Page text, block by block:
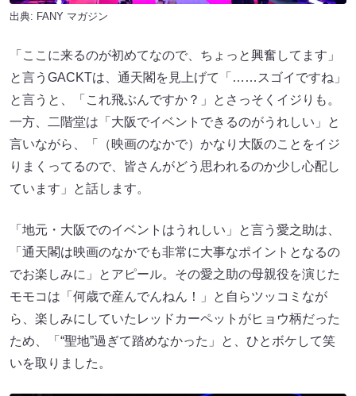
出典: FANY マガジン
「ここに来るのが初めてなので、ちょっと興奮してます」
と言うGACKTは、通天閣を見上げて「……スゴイですね」
と言うと、「これ飛ぶんですか？」とさっそくイジりも。
一方、二階堂は「大阪でイベントできるのがうれしい」と
言いながら、「（映画のなかで）かなり大阪のことをイジ
りまくってるので、皆さんがどう思われるのか少し心配し
ています」と話します。
「地元・大阪でのイベントはうれしい」と言う愛之助は、
「通天閣は映画のなかでも非常に大事なポイントとなるの
でお楽しみに」とアピール。その愛之助の母親役を演じた
モモコは「何歳で産んでんねん！」と自らツッコミなが
ら、楽しみにしていたレッドカーペットがヒョウ柄だった
ため、「“聖地”過ぎて踏めなかった」と、ひとボケして笑
いを取りました。